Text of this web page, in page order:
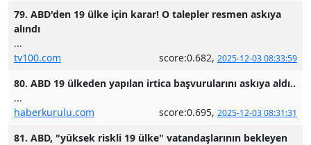
79. ABD'den 19 ülke için karar! O talepler resmen askıya
alındı
...
tv100.com
score:0.682, 2025-12-03 08:33:59
80. ABD 19 ülkeden yapılan irtica başvurularını askıya aldı..
...
haberkurulu.com
score:0.695, 2025-12-03 08:31:31
81. ABD, "yüksek riskli 19 ülke" vatandaşlarının bekleyen